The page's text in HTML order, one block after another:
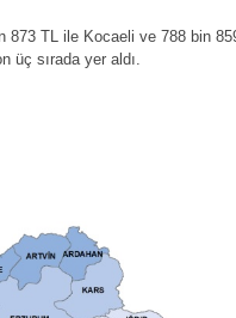
873 TL ile Kocaeli ve 788 bin
üç sırada yer aldı.